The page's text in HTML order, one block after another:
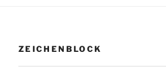
ZEICHENBLOCK